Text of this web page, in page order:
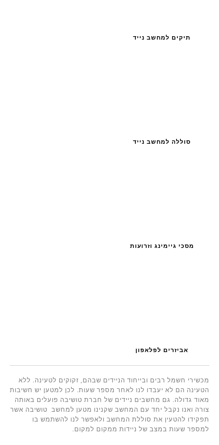
תיקים למחשב נייד
סוללה למחשב נייד
מסכי גיימינג וזרועות
אביזרים לפלאפון
מכשירי חשמל רבים ובייחוד הניידים שבהם, זקוקים לטעינה. ללא
הטעינה הם לא יעבדו לנו לאחר מספר שעות. לכן למטען יש חשיבות
מאוד גדולה. גם מחשבים ניידים של חברת טושיבה פועלים באותה
צורה ואנו נקבל יחד עם המחשב שקנינו מטען למחשב טושיבה אשר
תפקידו להטעין את סוללת המחשב ולאפשר לנו להשתמש בו
למספר שעות במצב של ניידות ממקום למקום.